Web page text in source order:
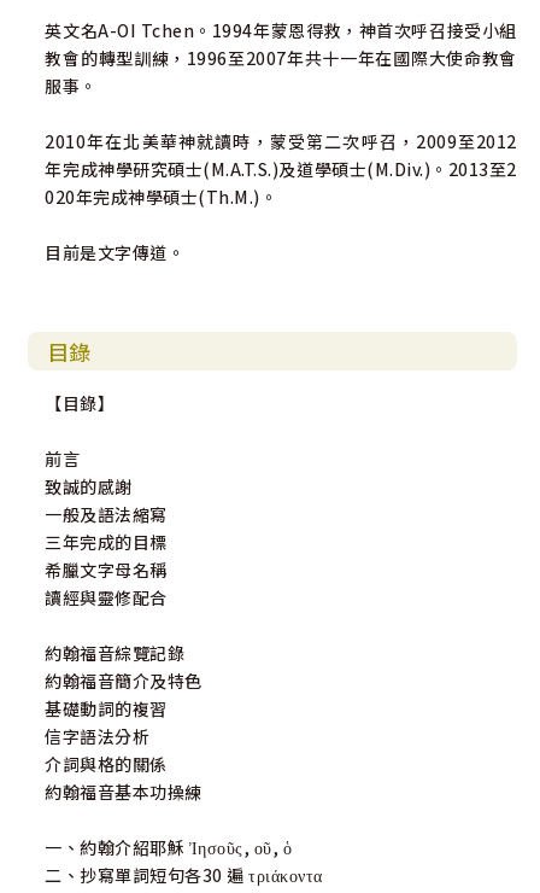
英文名A-OI Tchen。1994年蒙恩得救，神首次呼召接受小組
教會的轉型訓練，1996至2007年共十一年在國際大使命教會
服事。
2010年在北美華神就讀時，蒙受第二次呼召，2009至2012
年完成神學研究碩士(M.A.T.S.)及道學碩士(M.Div.)。2013至2
020年完成神學碩士(Th.M.)。
目前是文字傳道。
目錄
【目錄】
前言
致誠的感謝
一般及語法縮寫
三年完成的目標
希臘文字母名稱
讀經與靈修配合
約翰福音綜覽記錄
約翰福音簡介及特色
基礎動詞的複習
信字語法分析
介詞與格的關係
約翰福音基本功操練
一、約翰介紹耶穌 Ἰησοῦς, οῦ, ὁ
二、抄寫單詞短句各30 遍 τριάκοντα